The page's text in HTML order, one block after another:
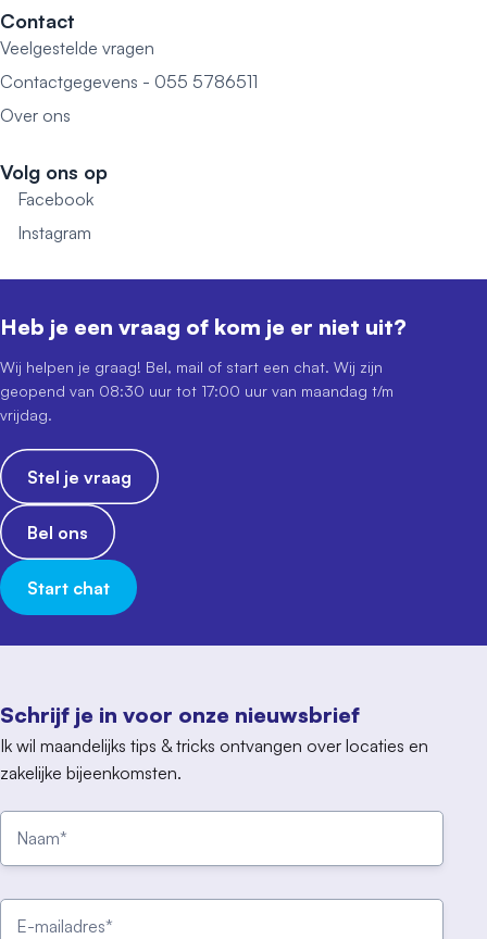
Contact
Veelgestelde vragen
Contactgegevens - 055 5786511
Over ons
Volg ons op
Facebook
Instagram
Schrijf je in voor onze nieuwsbrief
Ik wil maandelijks tips & tricks ontvangen over locaties en
zakelijke bijeenkomsten.
Heb je een vraag of kom je er niet uit?
Wij helpen je graag! Bel, mail of start een chat. Wij zijn
geopend van 08:30 uur tot 17:00 uur van maandag t/m
vrijdag.
Stel je vraag
Bel ons
Start chat